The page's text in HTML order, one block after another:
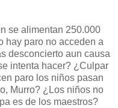
se alimentan 250.000
hay paro no acceden a
desconcierto aun causa
intenta hacer? ¿Culpar
paro los niños pasan
Murro? ¿Los niños no
es de los maestros?